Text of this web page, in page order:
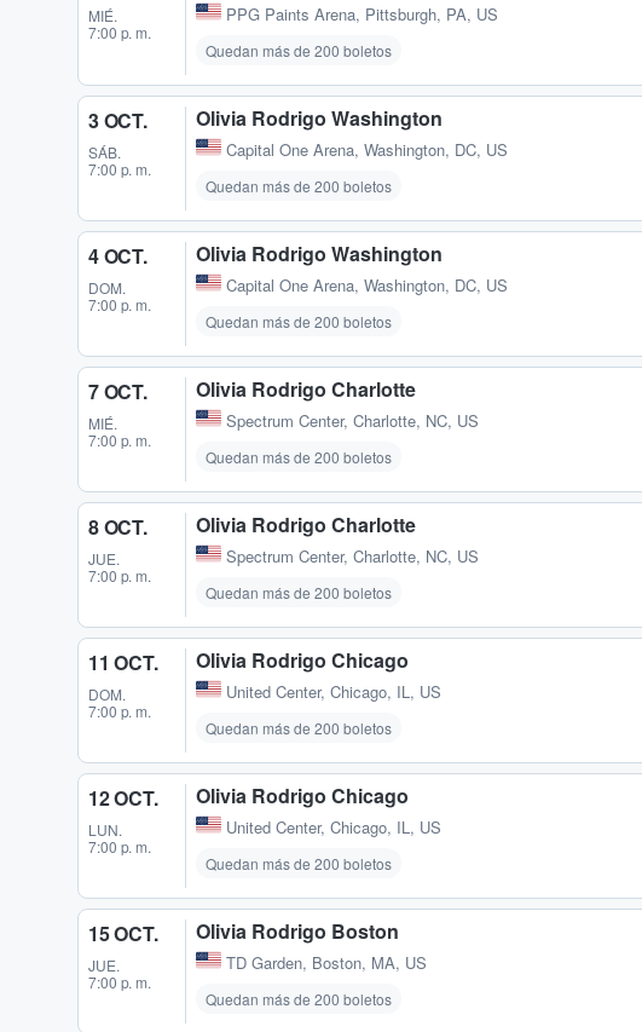
MIÉ.
7:00 p. m.
PPG Paints Arena, Pittsburgh, PA, US
Quedan más de 200 boletos
3 OCT.
SÁB.
7:00 p. m.
Olivia Rodrigo Washington
Capital One Arena, Washington, DC, US
Quedan más de 200 boletos
4 OCT.
DOM.
7:00 p. m.
Olivia Rodrigo Washington
Capital One Arena, Washington, DC, US
Quedan más de 200 boletos
7 OCT.
MIÉ.
7:00 p. m.
Olivia Rodrigo Charlotte
Spectrum Center, Charlotte, NC, US
Quedan más de 200 boletos
8 OCT.
JUE.
7:00 p. m.
Olivia Rodrigo Charlotte
Spectrum Center, Charlotte, NC, US
Quedan más de 200 boletos
11 OCT.
DOM.
7:00 p. m.
Olivia Rodrigo Chicago
United Center, Chicago, IL, US
Quedan más de 200 boletos
12 OCT.
LUN.
7:00 p. m.
Olivia Rodrigo Chicago
United Center, Chicago, IL, US
Quedan más de 200 boletos
15 OCT.
JUE.
7:00 p. m.
Olivia Rodrigo Boston
TD Garden, Boston, MA, US
Quedan más de 200 boletos